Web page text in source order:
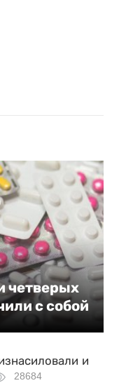
четверых
с собой
и
28684